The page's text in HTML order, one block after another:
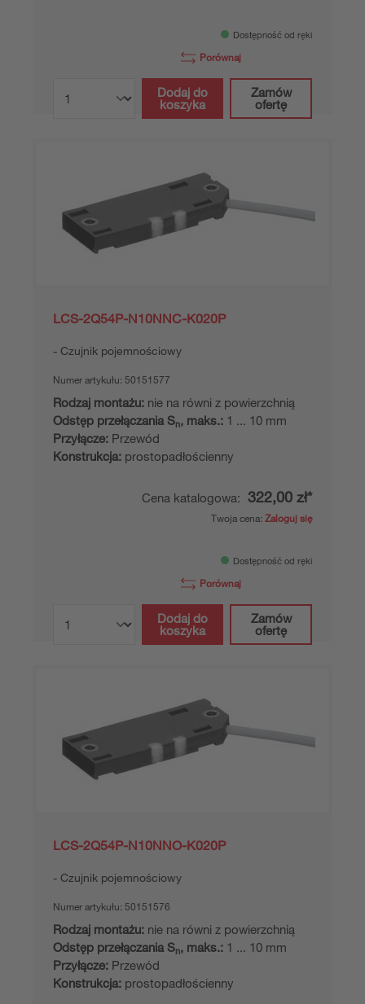
Dostępność od ręki
Porównaj
Dodaj do
koszyka
Zamów
ofertę
LCS-2Q54P-N10NNC-K020P
Czujnik pojemnościowy
Numer artykułu: 50151577
Rodzaj montażu: nie na równi z powierzchnią
Odstęp przełączania Sn, maks.: 1 ... 10 mm
Przyłącze: Przewód
Konstrukcja: prostopadłościenny
Cena katalogowa: 322,00 zł*
Twoja cena: Zaloguj się
Dostępność od ręki
Porównaj
Dodaj do
koszyka
Zamów
ofertę
LCS-2Q54P-N10NNO-K020P
Czujnik pojemnościowy
Numer artykułu: 50151576
Rodzaj montażu: nie na równi z powierzchnią
Odstęp przełączania Sn, maks.: 1 ... 10 mm
Przyłącze: Przewód
Konstrukcja: prostopadłościenny